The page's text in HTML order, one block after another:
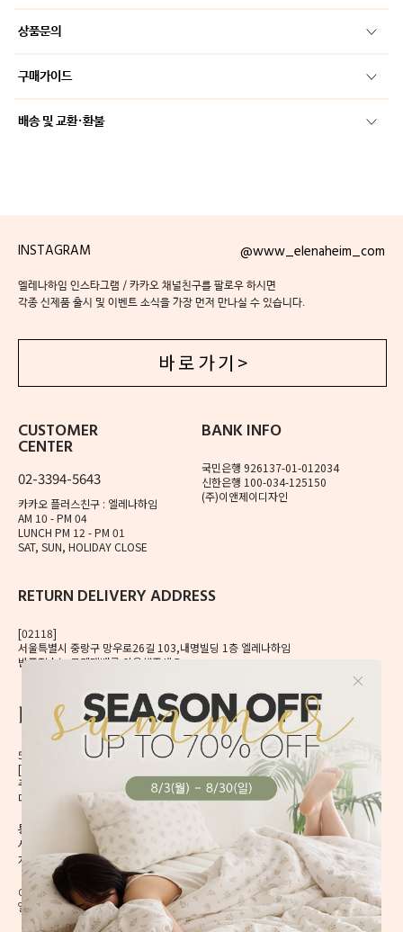
상품문의
구매가이드
배송 및 교환·환불
INSTAGRAM @www_elenaheim_com
엘레나하임 인스타그램 / 카카오 채널친구를 팔로우 하시면
각종 신제품 출시 및 이벤트 소식을 가장 먼저 만나실 수 있습니다.
바 로 가 기 >
CUSTOMER
CENTER
02-3394-5643
카카오 플러스친구 : 엘레나하임
AM 10 - PM 04
LUNCH PM 12 - PM 01
SAT, SUN, HOLIDAY CLOSE
BANK INFO
국민은행 926137-01-012034
신한은행 100-034-125150
(주)이앤제이디자인
RETURN DELIVERY ADDRESS
[02118]
서울특별시 중랑구 망우로26길 103,내명빌딩 1층 엘레나하임
반품접수는 로젠택배를 이용해주세요.
56, Mangu-ro, Dongdaemun-gu, Seoul, Korea
[02496] 서울시 동대문구 망우로 56 이앤제이빌딩 6층
주식회사 이앤제이디자인
대표자 이재혁, 이예은
통신판매신고번호 2020-서울동대문-0224호
[CHECK]
사업자등록번호 413-86-01738
개인정보관리책임자 이예은,enjdesign@naver.com
COPYRIGHT @ ELENAHEIM. ALL RIGHT RESERVED.
엘레나 하임의 모든 디자인과 내용은 무단 도용할 수 없습니다.